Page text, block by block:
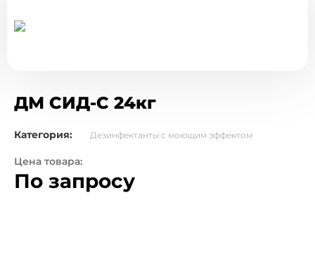
ДМ СИД-С 24кг
Категория: Дезинфектанты с моющим эффектом
Цена товара:
По запросу